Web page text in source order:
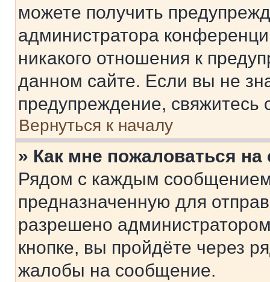
можете получить
администратора
никакого отношения к
данном сайте. Если вы не
предупреждение,
Вернуться к началу
» Как мне пожаловаться
Рядом с каждым сообщением
предназначенную для
разрешено
кнопке, вы пройдёте через
жалобы на сообщение.